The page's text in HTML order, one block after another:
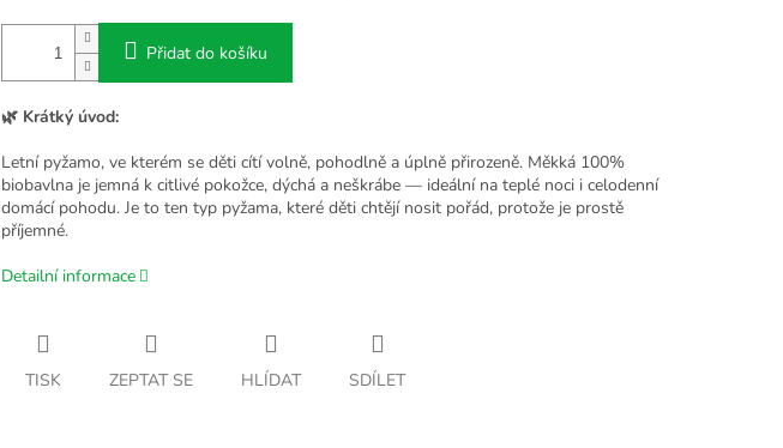
Přidat do košíku
🌿 Krátký úvod:
Letní pyžamo, ve kterém se děti cítí volně, pohodlně a úplně přirozeně. Měkká 100%
biobavlna je jemná k citlivé pokožce, dýchá a neškrábe — ideální na teplé noci i celodenní
domácí pohodu. Je to ten typ pyžama, které děti chtějí nosit pořád, protože je prostě
příjemné.
Detailní informace
TISK ZEPTAT SE HLÍDAT SDÍLET